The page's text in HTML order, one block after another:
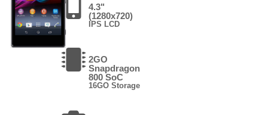
4.3"
(1280x720)
IPS LCD
2GO
Snapdragon
800 SoC
16GO Storage